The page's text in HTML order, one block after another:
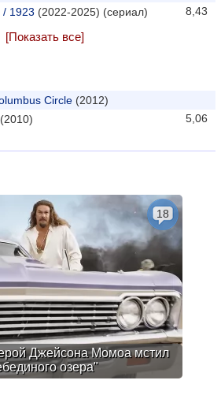
8,43
/ 1923 (2022-2025) (сериал)
[Показать все]
Circle (2012)
5,06
(2010)
Джейсона Момоа мстил
озера"
18